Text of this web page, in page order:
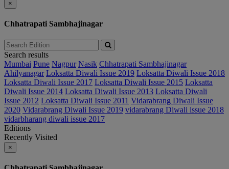
×
Chhatrapati Sambhajinagar
Search results
Mumbai Pune Nagpur Nasik Chhatrapati Sambhajinagar
Ahilyanagar Loksatta Diwali Issue 2019 Loksatta Diwali Issue 2018
Loksatta Diwali Issue 2017 Loksatta Diwali Issue 2015 Loksatta
Diwali Issue 2014 Loksatta Diwali Issue 2013 Loksatta Diwali
Issue 2012 Loksatta Diwali Issue 2011 Vidarabrang Diwali Issue
2020 Vidarabrang Diwali Issue 2019 vidarabrang Diwali issue 2018
vidarbharang diwali issue 2017
Editions
Recently Visited
×